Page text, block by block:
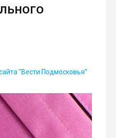
"Вести Подмосковья"